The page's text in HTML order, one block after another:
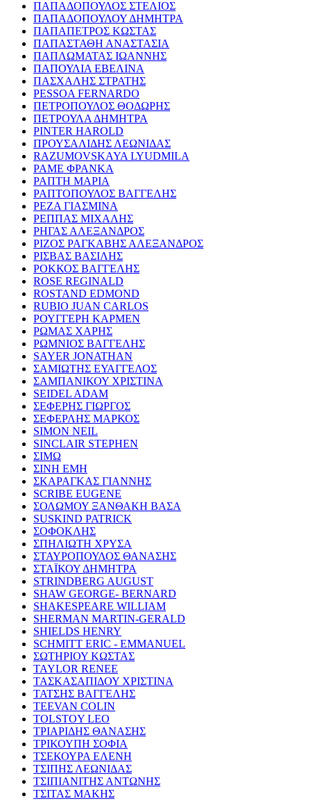
ΠΑΠΑΔΟΠΟΥΛΟΣ ΣΤΕΛΙΟΣ
ΠΑΠΑΔΟΠΟΥΛΟΥ ΔΗΜΗΤΡΑ
ΠΑΠΑΠΕΤΡΟΣ ΚΩΣΤΑΣ
ΠΑΠΑΣΤΑΘΗ ΑΝΑΣΤΑΣΙΑ
ΠΑΠΛΩΜΑΤΑΣ ΙΩΑΝΝΗΣ
ΠΑΠΟΥΛΙΑ ΕΒΕΛΙΝΑ
ΠΑΣΧΑΛΗΣ ΣΤΡΑΤΗΣ
PESSOA FERNARDO
ΠΕΤΡΟΠΟΥΛΟΣ ΘΟΔΩΡΗΣ
ΠΕΤΡΟΥΛΑ ΔΗΜΗΤΡΑ
PINTER HAROLD
ΠΡΟΥΣΑΛΙΔΗΣ ΛΕΩΝΙΔΑΣ
RAZUMOVSKAYA LYUDMILA
ΡΑΜΕ ΦΡΑΝΚΑ
ΡΑΠΤΗ ΜΑΡΙΑ
ΡΑΠΤΟΠΟΥΛΟΣ ΒΑΓΓΕΛΗΣ
ΡΕΖΑ ΓΙΑΣΜΙΝΑ
ΡΕΠΠΑΣ ΜΙΧΑΛΗΣ
ΡΗΓΑΣ ΑΛΕΞΑΝΔΡΟΣ
ΡΙΖΟΣ ΡΑΓΚΑΒΗΣ ΑΛΕΞΑΝΔΡΟΣ
ΡΙΣΒΑΣ ΒΑΣΙΛΗΣ
ΡΟΚΚΟΣ ΒΑΓΓΕΛΗΣ
ROSE REGINALD
ROSTAND EDMOND
RUBIO JUAN CARLOS
ΡΟΥΓΓΕΡΗ ΚΑΡΜΕΝ
ΡΩΜΑΣ ΧΑΡΗΣ
ΡΩΜΝΙΟΣ ΒΑΓΓΕΛΗΣ
SAYER JONATHAN
ΣΑΜΙΩΤΗΣ ΕΥΑΓΓΕΛΟΣ
ΣΑΜΠΑΝΙΚΟΥ ΧΡΙΣΤΙΝΑ
SEIDEL ADAM
ΣΕΦΕΡΗΣ ΓΙΩΡΓΟΣ
ΣΕΦΕΡΛΗΣ ΜΑΡΚΟΣ
SIMON NEIL
SINCLAIR STEPHEN
ΣΙΜΩ
ΣΙΝΗ ΕΜΗ
ΣΚΑΡΑΓΚΑΣ ΓΙΑΝΝΗΣ
SCRIBE EUGENE
ΣΟΛΩΜΟΥ ΞΑΝΘΑΚΗ ΒΑΣΑ
SUSKIND PATRICK
ΣΟΦΟΚΛΗΣ
ΣΠΗΛΙΩΤΗ ΧΡΥΣΑ
ΣΤΑΥΡΟΠΟΥΛΟΣ ΘΑΝΑΣΗΣ
ΣΤΑΪΚΟΥ ΔΗΜΗΤΡΑ
STRINDBERG AUGUST
SHAW GEORGE- BERNARD
SHAKESPEARE WILLIAM
SHERMAN MARTIN-GERALD
SHIELDS HENRY
SCHMITT ERIC - EMMANUEL
ΣΩΤΗΡΙΟΥ ΚΩΣΤΑΣ
TAYLOR RENEE
ΤΑΣΚΑΣΑΠΙΔΟΥ ΧΡΙΣΤΙΝΑ
ΤΑΤΣΗΣ ΒΑΓΓΕΛΗΣ
TEEVAN COLIN
TOLSTOY LEO
ΤΡΙΑΡΙΔΗΣ ΘΑΝΑΣΗΣ
ΤΡΙΚΟΥΠΗ ΣΟΦΙΑ
ΤΣΕΚΟΥΡΑ ΕΛΕΝΗ
ΤΣΙΠΗΣ ΛΕΩΝΙΔΑΣ
ΤΣΙΠΙΑΝΙΤΗΣ ΑΝΤΩΝΗΣ
ΤΣΙΤΑΣ ΜΑΚΗΣ